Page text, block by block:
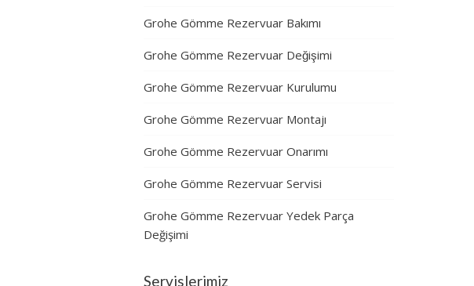
Grohe Gömme Rezervuar Bakımı
Grohe Gömme Rezervuar Değişimi
Grohe Gömme Rezervuar Kurulumu
Grohe Gömme Rezervuar Montajı
Grohe Gömme Rezervuar Onarımı
Grohe Gömme Rezervuar Servisi
Grohe Gömme Rezervuar Yedek Parça
Değişimi
Servislerimiz